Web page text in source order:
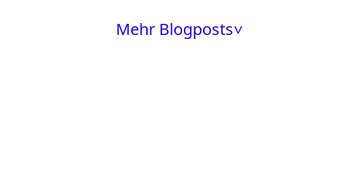
Mehr Blogposts>